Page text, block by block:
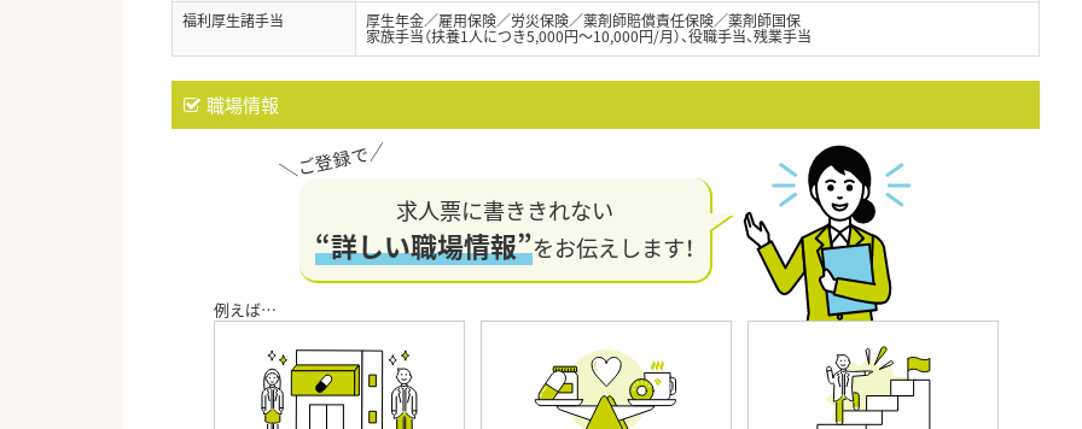
福利厚生諸手当
厚生年金／雇用保険／労災保険／薬剤師賠償責任保険／薬剤師国保
家族手当（扶養1人につき5,000円～10,000円/月）、役職手当、残業手当
職場情報
求人票に書ききれない
“詳しい職場情報”をお伝えします！